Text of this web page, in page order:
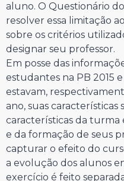
aluno. O Questionário
resolver essa limitação
sobre os critérios
designar seu professor.
Em posse das
estudantes na PB 2015
estavam,
ano, suas características
características da turma
e da formação de seus
capturar o efeito do
a evolução dos alunos
exercício é feito